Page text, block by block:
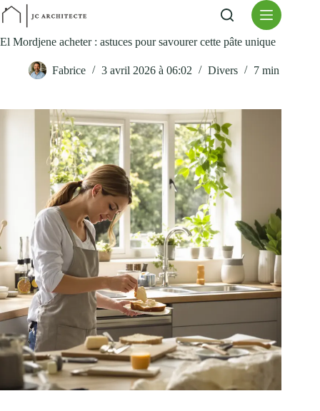
Passer
contenu
El Mordjene acheter : astuces pour savourer cette pâte unique
Fabrice 3 avril 2026 à 06:02 Divers 7 min